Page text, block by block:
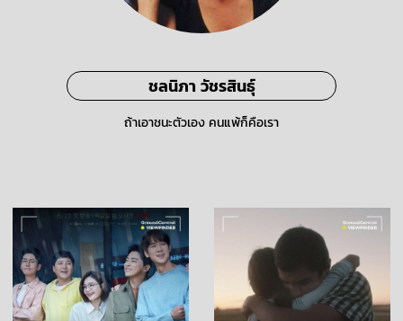
ชลนิภา วัชรสินธุ์
ถ้าเอาชนะตัวเอง คนแพ้ก็คือเรา